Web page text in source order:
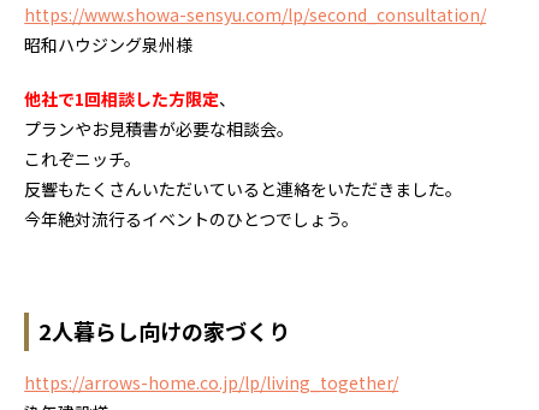
https://www.showa-sensyu.com/lp/second_consultation/
昭和ハウジング泉州様
他社で1回相談した方限定、
プランやお見積書が必要な相談会。
これぞニッチ。
反響もたくさんいただいていると連絡をいただきました。
今年絶対流行るイベントのひとつでしょう。
2人暮らし向けの家づくり
https://arrows-home.co.jp/lp/living_together/